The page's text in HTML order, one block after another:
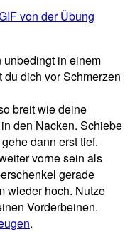
in einem
du dich vor Schmerzen
breit wie deine
den Nacken. Schiebe
dann erst tief.
vorne sein als
gerade
wieder hoch. Nutze
Vorderbeinen.
.